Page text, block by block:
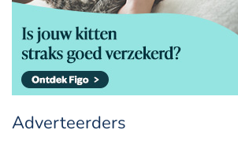
Adverteerders